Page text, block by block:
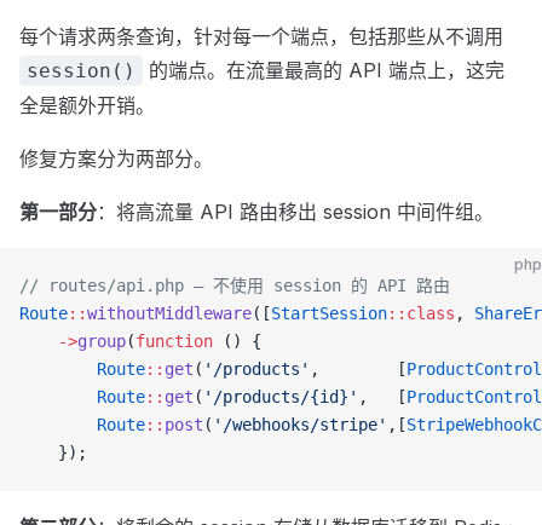
每个请求两条查询，针对每一个端点，包括那些从不调用
session()
的端点。在流量最高的 API 端点上，这完
全是额外开销。
修复方案分为两部分。
第一部分：将高流量 API 路由移出 session 中间件组。
php
// routes/api.php — 不使用 session 的 API 路由
Route::withoutMiddleware([StartSession::class ,
    ->
group(function () {
        Route
:: get ( '/products' ,        [
        Route
:: get ( '/products/{id}' ,   [
        Route
:: post ( '/webhooks/stripe' ,[
    });